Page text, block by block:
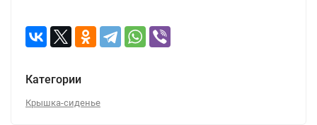
Категории
Крышка-сиденье